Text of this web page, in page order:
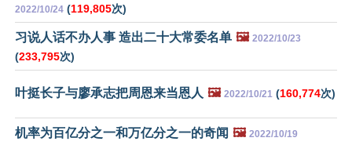
2022/10/24 (119,805次)
习说人话不办人事 造出二十大常委名单 🖼️ 2022/10/23
(233,795次)
叶挺长子与廖承志把周恩来当恩人 🖼️ 2022/10/21 (160,774次)
机率为百亿分之一和万亿分之一的奇闻 🖼️ 2022/10/19